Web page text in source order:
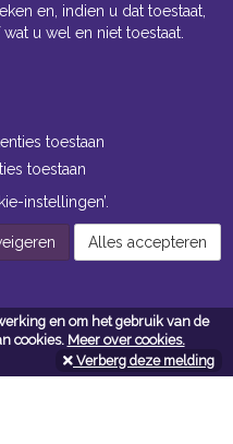
en om het gebruik van de
cookies. Meer over cookies.
Verberg deze melding
en, indien u dat toestaat,
u wel en niet toestaat.
toestaan
toestaan
instellingen’.
Alles accepteren